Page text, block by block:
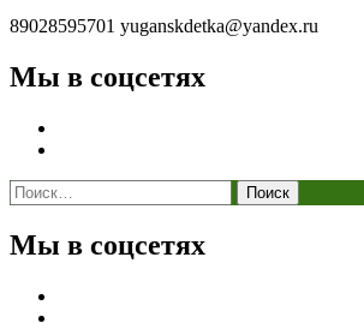
89028595701 yuganskdetka@yandex.ru
Мы в соцсетях
Найти:
Мы в соцсетях